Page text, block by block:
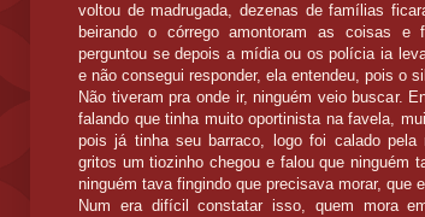
voltou de madrugada, dezenas de famílias
beirando o córrego amontoram as coisas e
perguntou se depois a mídia ou os polícia ia
e não consegui responder, ela entendeu, pois o
Não tiveram pra onde ir, ninguém veio buscar.
falando que tinha muito oportinista na favela,
pois já tinha seu barraco, logo foi calado pela
gritos um tiozinho chegou e falou que ninguém
ninguém tava fingindo que precisava morar, que
Num era difícil constatar isso, quem mora